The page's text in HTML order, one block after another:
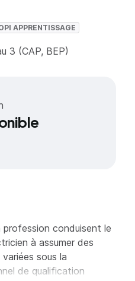
APPRENTISSAGE
3 (CAP, BEP)
conduisent le
à assumer des
sous la
de qualification